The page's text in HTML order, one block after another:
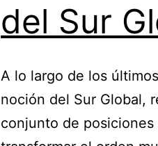
del Sur
A lo largo de los
noción del Sur Global,
conjunto de